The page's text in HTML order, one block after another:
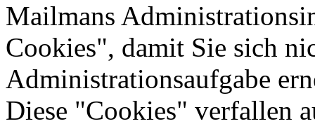
Mailmans
Cookies", damit Sie sich
Administrationsaufgabe
Diese "Cookies" verfallen